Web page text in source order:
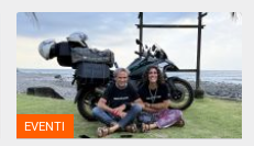
EVENTI